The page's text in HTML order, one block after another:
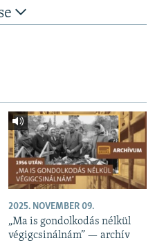
2025. NOVEMBER 09.
„Ma is gondolkodás nélkül
végigcsinálnám” — archív